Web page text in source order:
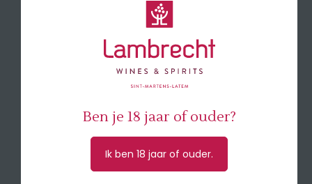
reflecties. In de neus een speelse mix van
bloemen, citrus en exotisch fruit met in de
finale een subtiele rokerige toets. In de
mond proeft de wijn rond en sappig met
een levendige fruitigheid en een elegante
🍽 Lekker bij salades, asperges en zachte
Ben je 18 jaar of ouder?
Ik ben 18 jaar of ouder.